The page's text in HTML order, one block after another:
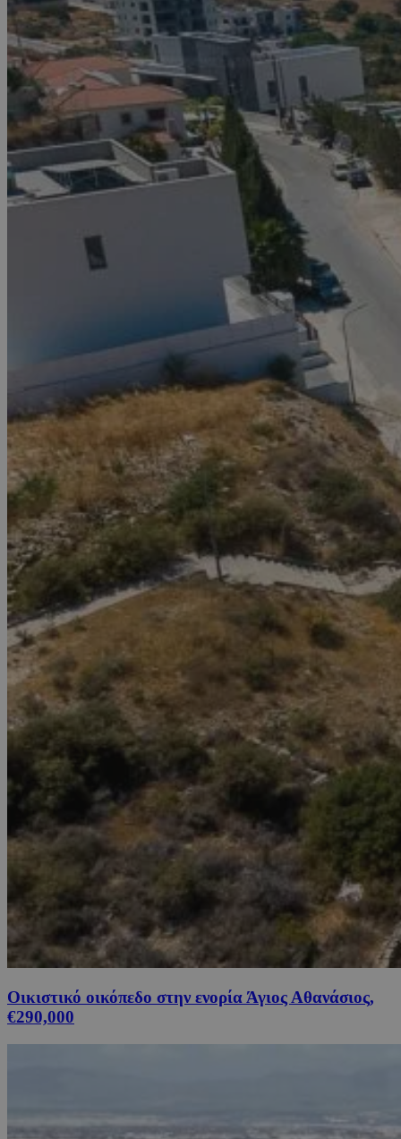
Οικιστικό οικόπεδο στην ενορία Άγιος Αθανάσιος,
€290,000